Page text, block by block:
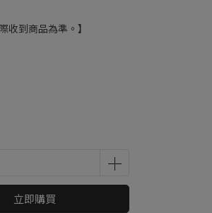
收到商品為準。】
立即購買